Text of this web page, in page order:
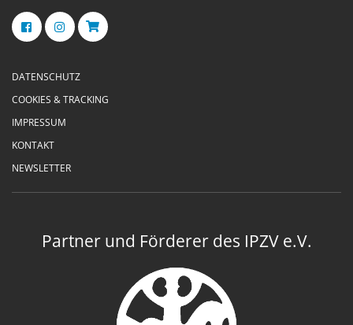
DATENSCHUTZ
COOKIES & TRACKING
IMPRESSUM
KONTAKT
NEWSLETTER
Partner und Förderer des IPZV e.V.